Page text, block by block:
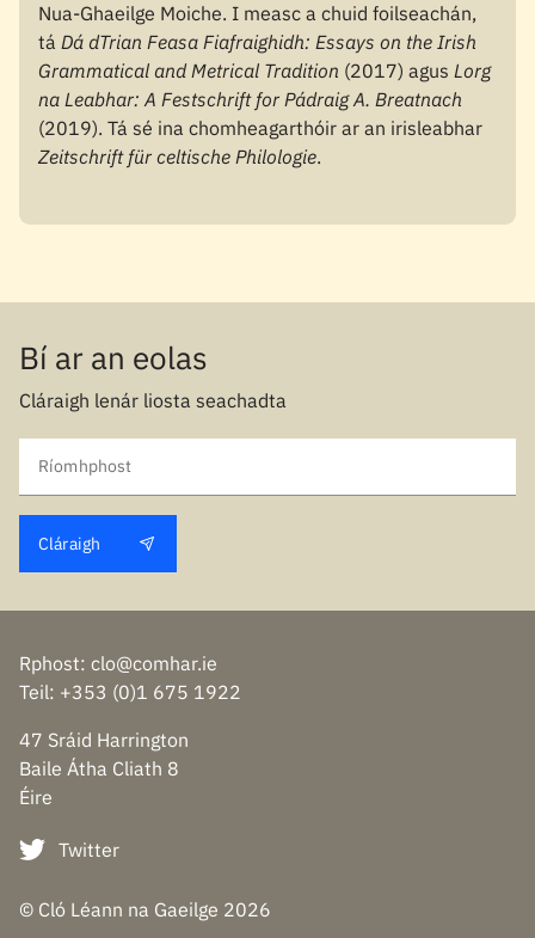
Nua-Ghaeilge Moiche. I measc a chuid foilseachán,
tá Dá dTrian Feasa Fiafraighidh: Essays on the Irish
Grammatical and Metrical Tradition (2017) agus Lorg
na Leabhar: A Festschrift for Pádraig A. Breatnach
(2019). Tá sé ina chomheagarthóir ar an irisleabhar
Zeitschrift für celtische Philologie.
Bí ar an eolas
Cláraigh lenár liosta seachadta
Cláraigh
Rphost: clo@comhar.ie
Teil: +353 (0)1 675 1922
47 Sráid Harrington
Baile Átha Cliath 8
Éire
Twitter
© Cló Léann na Gaeilge 2026